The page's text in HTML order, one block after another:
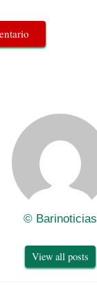
© Barinoticias
View all posts